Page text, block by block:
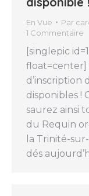
En Vue Par
1 Commentaire
[singlepic
float=center]
d’inscription
disponibles !
saurez ainsi
du Requin
la Trinité-
dés